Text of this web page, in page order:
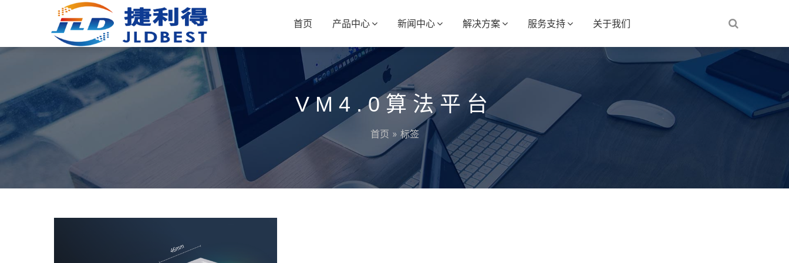
首页 产品中心 新闻中心 解决方案 服务支持 关于我们
VM4.0算法平台
首页 » 标签